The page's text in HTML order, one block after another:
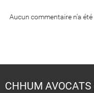
Aucun commentaire n'a
CHHUM